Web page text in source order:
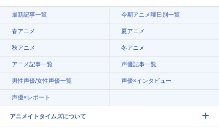
最新記事一覧 今期アニメ曜日別一覧
春アニメ 夏アニメ
秋アニメ 冬アニメ
アニメ記事一覧 声優記事一覧
男性声優/女性声優一覧 声優×インタビュー
声優×レポート
アニメイトタイムズについて